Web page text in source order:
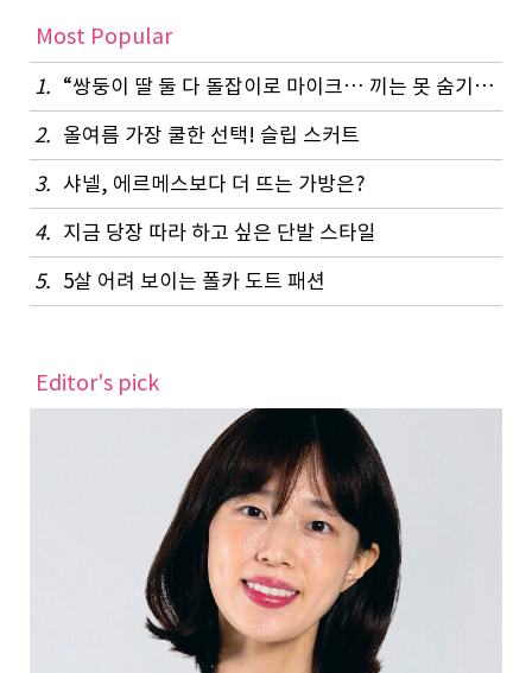
Most Popular
1.
“쌍둥이 딸 둘 다 돌잡이로 마이크… 끼는 못 숨기나 봐요”
2. 올여름 가장 쿨한 선택! 슬립 스커트
3. 샤넬, 에르메스보다 더 뜨는 가방은?
4. 지금 당장 따라 하고 싶은 단발 스타일
5. 5살 어려 보이는 폴카 도트 패션
Editor's pick